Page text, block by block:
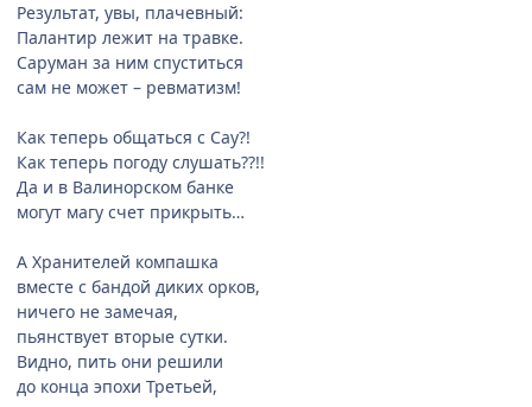
Результат, увы, плачевный:
Палантир лежит на травке.
Саруман за ним спуститься
сам не может – ревматизм!
Как теперь общаться с Сау?!
Как теперь погоду слушать??!!
Да и в Валинорском банке
могут магу счет прикрыть…
А Хранителей компашка
вместе с бандой диких орков,
ничего не замечая,
пьянствует вторые сутки.
Видно, пить они решили
до конца эпохи Третьей,